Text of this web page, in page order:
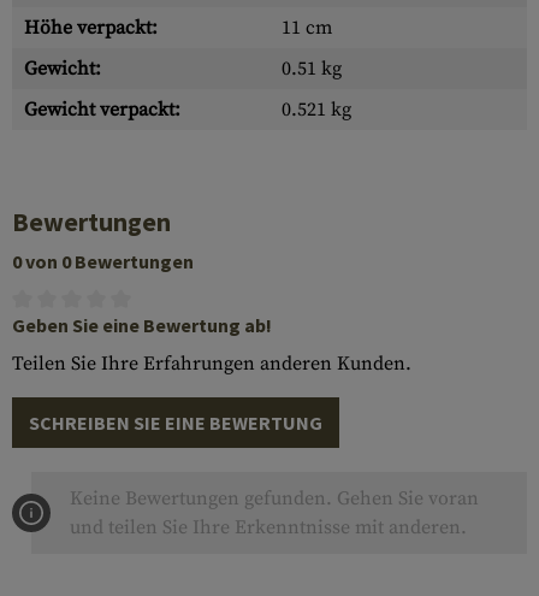
Höhe verpackt:
11 cm
Gewicht:
0.51 kg
Gewicht verpackt:
0.521 kg
Bewertungen
0 von 0 Bewertungen
Geben Sie eine Bewertung ab!
Teilen Sie Ihre Erfahrungen anderen Kunden.
SCHREIBEN SIE EINE BEWERTUNG
Keine Bewertungen gefunden. Gehen Sie voran
und teilen Sie Ihre Erkenntnisse mit anderen.